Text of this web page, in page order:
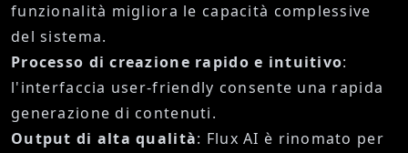
funzionalità migliora le capacità complessive
del sistema.
Processo di creazione rapido e intuitivo:
l'interfaccia user-friendly consente una rapida
generazione di contenuti.
Output di alta qualità: Flux AI è rinomato per